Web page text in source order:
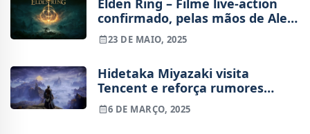
Elden Ring – Filme live-action
confirmado, pelas mãos de Alex
Garland
23 DE MAIO, 2025
Hidetaka Miyazaki visita
Tencent e reforça rumores
sobre Elden Ring Mobile
6 DE MARÇO, 2025